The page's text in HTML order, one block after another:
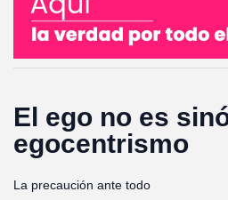
El ego no es
egocentrismo
La precaución ante todo